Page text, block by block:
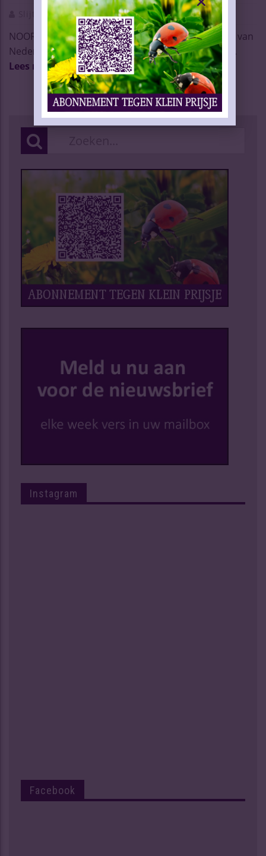
Slijtersvakblad 22 Sep 2016
NOORD-SCHARWOUDE – De Koninklijke Vereniging van
Nederlandse Wijnhandelaren (KVNW) vindt de ve ...
Lees meer
Instagram
Facebook